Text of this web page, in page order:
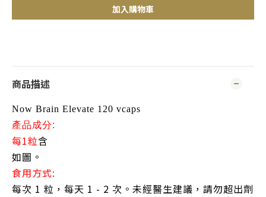
加入購物車
商品描述
Now Brain Elevate 120 vcaps
產品成分:
每1粒含
如圖。
食用方式:
每次 1 粒，每天 1 - 2 次。未經醫生建議，請勿超出劑